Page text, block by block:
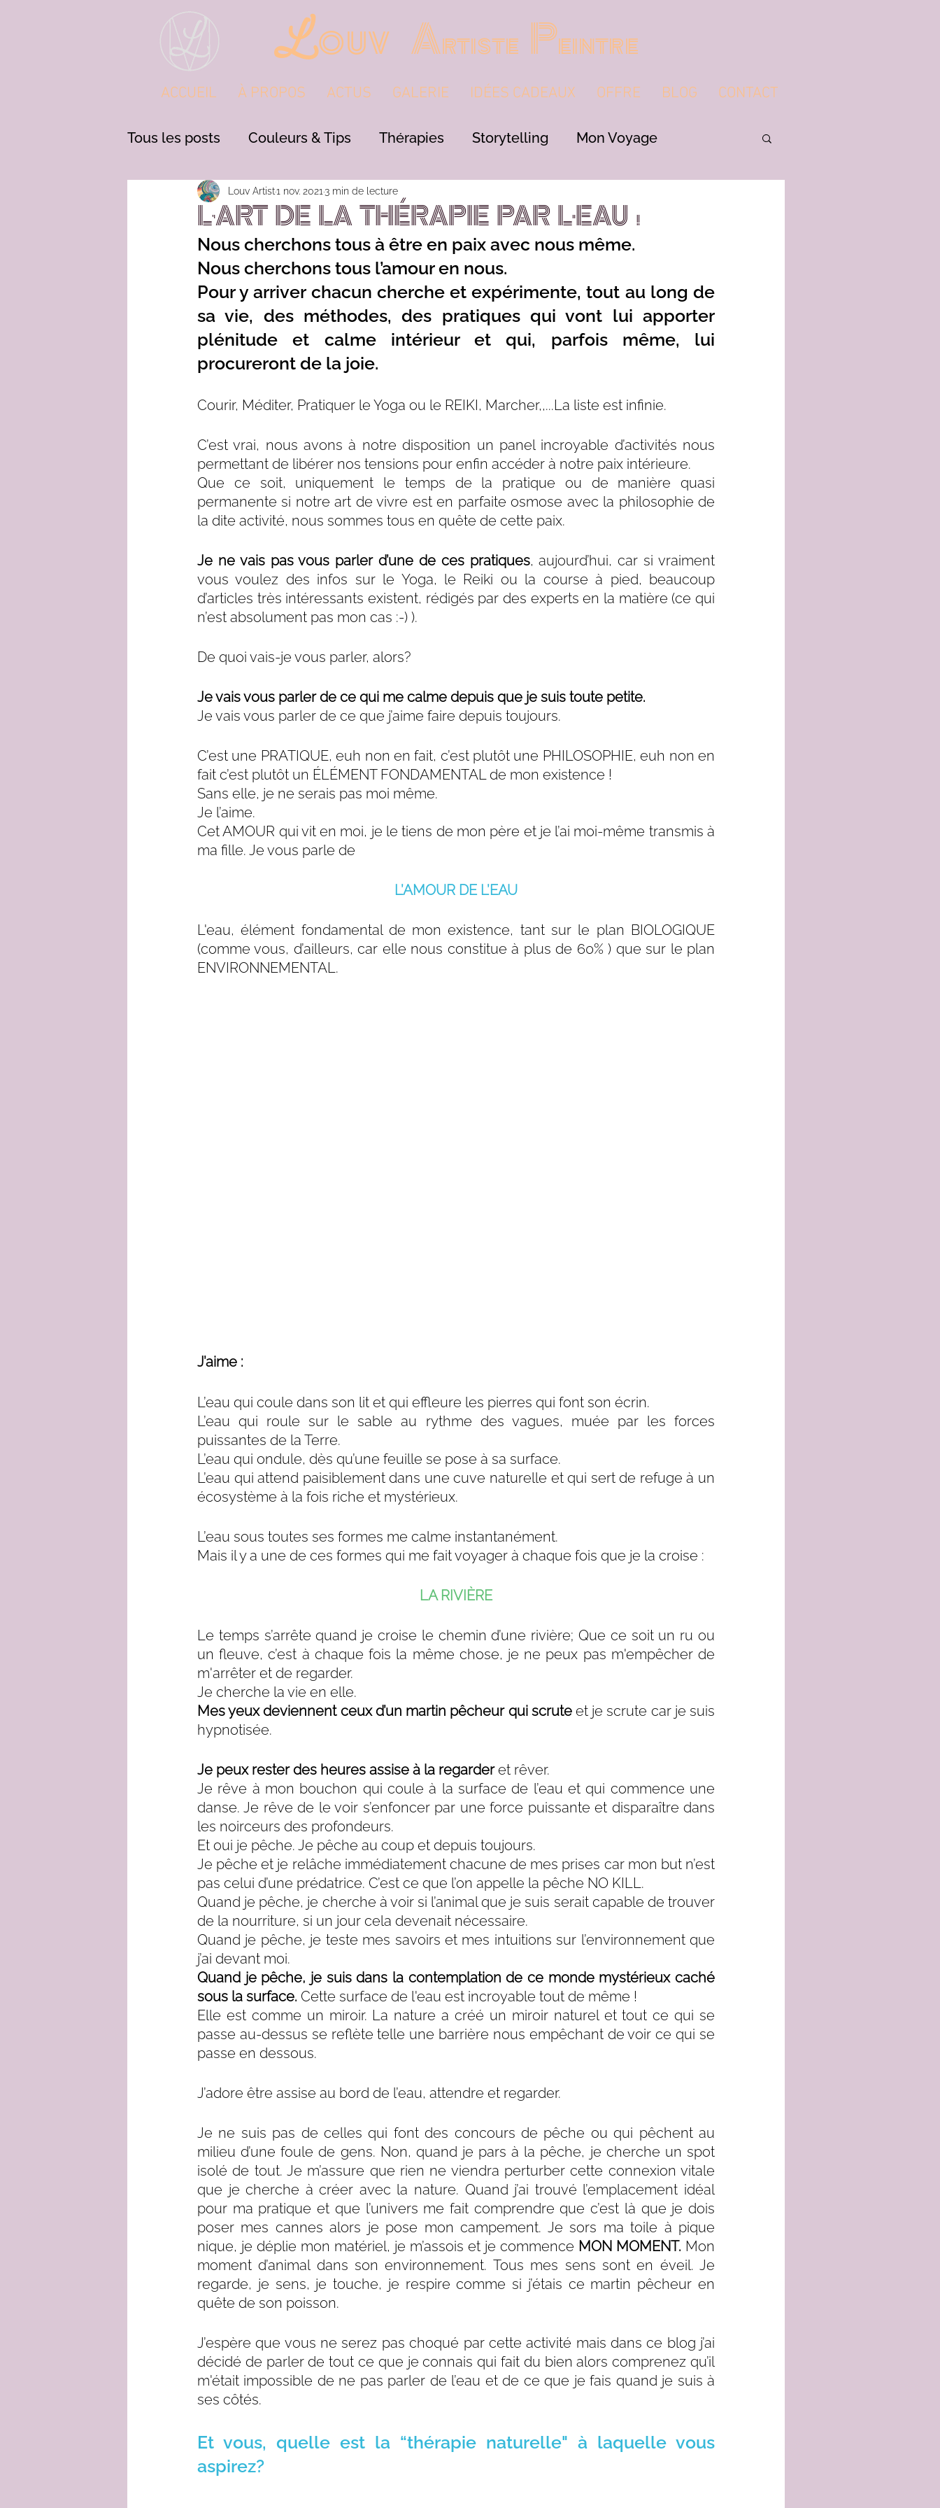
Louv Artiste Peintre
ACCUEIL À PROPOS ACTUS GALERIE IDÉES CADEAUX OFFRE BLOG CONTACT
Tous les posts Couleurs & Tips Thérapies Storytelling Mon Voyage
Retour d'expérience thérapeutique
L’ART DE LA THÉRAPIE PAR L'EAU !
Louv Artist1 nov. 2021 3 min de lecture
Nous cherchons tous à être en paix avec nous même.
Nous cherchons tous l’amour en nous.
Pour y arriver chacun cherche et expérimente, tout au long de
sa vie, des méthodes, des pratiques qui vont lui apporter
plénitude et calme intérieur et qui, parfois même, lui
procureront de la joie.
Courir, Méditer, Pratiquer le Yoga ou le REIKI, Marcher,,...La liste est infinie.
C’est vrai, nous avons à notre disposition un panel incroyable d’activités nous
permettant de libérer nos tensions pour enfin accéder à notre paix intérieure.
Que ce soit, uniquement le temps de la pratique ou de manière quasi
permanente si notre art de vivre est en parfaite osmose avec la philosophie de
la dite activité, nous sommes tous en quête de cette paix.
Je ne vais pas vous parler d’une de ces pratiques, aujourd’hui, car si vraiment
vous voulez des infos sur le Yoga, le Reiki ou la course à pied, beaucoup
d’articles très intéressants existent, rédigés par des experts en la matière (ce qui
n’est absolument pas mon cas :-) ).
De quoi vais-je vous parler, alors?
Je vais vous parler de ce qui me calme depuis que je suis toute petite.
Je vais vous parler de ce que j’aime faire depuis toujours.
C’est une PRATIQUE, euh non en fait, c’est plutôt une PHILOSOPHIE, euh non en
fait c’est plutôt un ÉLÉMENT FONDAMENTAL de mon existence !
Sans elle, je ne serais pas moi même.
Je l’aime.
Cet AMOUR qui vit en moi, je le tiens de mon père et je l’ai moi-même transmis à
ma fille. Je vous parle de
L’AMOUR DE L’EAU
L'eau, élément fondamental de mon existence, tant sur le plan BIOLOGIQUE
(comme vous, d’ailleurs, car elle nous constitue à plus de 60% ) que sur le plan
ENVIRONNEMENTAL.
J’aime :
L’eau qui coule dans son lit et qui effleure les pierres qui font son écrin.
L’eau qui roule sur le sable au rythme des vagues, muée par les forces
puissantes de la Terre.
L’eau qui ondule, dès qu’une feuille se pose à sa surface.
L’eau qui attend paisiblement dans une cuve naturelle et qui sert de refuge à un
écosystème à la fois riche et mystérieux.
L’eau sous toutes ses formes me calme instantanément.
Mais il y a une de ces formes qui me fait voyager à chaque fois que je la croise :
LA RIVIÈRE
Le temps s’arrête quand je croise le chemin d’une rivière; Que ce soit un ru ou
un fleuve, c’est à chaque fois la même chose, je ne peux pas m'empêcher de
m'arrêter et de regarder.
Je cherche la vie en elle.
Mes yeux deviennent ceux d’un martin pêcheur qui scrute et je scrute car je suis
hypnotisée.
Je peux rester des heures assise à la regarder et rêver.
Je rêve à mon bouchon qui coule à la surface de l’eau et qui commence une
danse. Je rêve de le voir s’enfoncer par une force puissante et disparaître dans
les noirceurs des profondeurs.
Et oui je pêche. Je pêche au coup et depuis toujours.
Je pêche et je relâche immédiatement chacune de mes prises car mon but n’est
pas celui d’une prédatrice. C’est ce que l’on appelle la pêche NO KILL.
Quand je pêche, je cherche à voir si l’animal que je suis serait capable de trouver
de la nourriture, si un jour cela devenait nécessaire.
Quand je pêche, je teste mes savoirs et mes intuitions sur l’environnement que
j’ai devant moi.
Quand je pêche, je suis dans la contemplation de ce monde mystérieux caché
sous la surface. Cette surface de l'eau est incroyable tout de même !
Elle est comme un miroir. La nature a créé un miroir naturel et tout ce qui se
passe au-dessus se reflète telle une barrière nous empêchant de voir ce qui se
passe en dessous.
J’adore être assise au bord de l’eau, attendre et regarder.
Je ne suis pas de celles qui font des concours de pêche ou qui pêchent au
milieu d’une foule de gens. Non, quand je pars à la pêche, je cherche un spot
isolé de tout. Je m’assure que rien ne viendra perturber cette connexion vitale
que je cherche à créer avec la nature. Quand j’ai trouvé l’emplacement idéal
pour ma pratique et que l’univers me fait comprendre que c’est là que je dois
poser mes cannes alors je pose mon campement. Je sors ma toile à pique
nique, je déplie mon matériel, je m’assois et je commence MON MOMENT. Mon
moment d’animal dans son environnement. Tous mes sens sont en éveil. Je
regarde, je sens, je touche, je respire comme si j’étais ce martin pêcheur en
quête de son poisson.
J’espère que vous ne serez pas choqué par cette activité mais dans ce blog j’ai
décidé de parler de tout ce que je connais qui fait du bien alors comprenez qu’il
m'était impossible de ne pas parler de l’eau et de ce que je fais quand je suis à
ses côtés.
Et vous, quelle est la “thérapie naturelle" à laquelle vous
aspirez?